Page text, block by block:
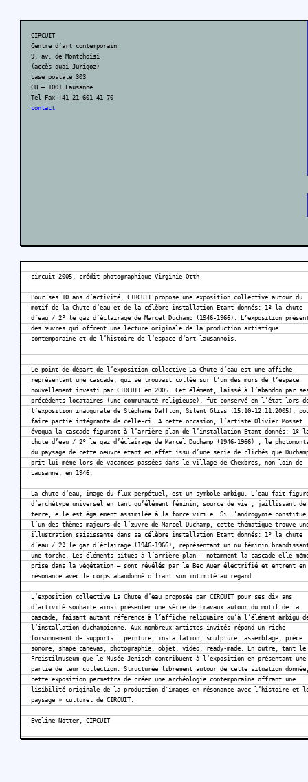
CIRCUIT
Centre d’art contemporain
9, av. de Montchoisi
(accès quai Jurigoz)
case postale 303
CH – 1001 Lausanne
Tel Fax +41 21 601 41 70
contact
circuit 2005, crédit photographique Virginie Otth
Pour ses 10 ans d’activité, CIRCUIT propose une exposition collective autour du
motif de la Chute d’eau et de la célèbre installation Etant donnés: 1º la chute
d’eau / 2º le gaz d’éclairage de Marcel Duchamp (1946-1966). L’exposition
des œuvres qui offrent une lecture originale de la production artistique
contemporaine et de l’histoire de l’espace d’art lausannois.
Le point de départ de l’exposition collective La Chute d’eau est une affiche
représentant une cascade, qui se trouvait collée sur l’un des murs de l’espace
nouvellement investi par CIRCUIT en 2005. Cet élément, laissé à l’abandon par
précédents locataires (une communauté religieuse), fut conservé en l’état lors
l’exposition inaugurale de Stéphane Dafflon, Silent Gliss (15.10-12.11.2005),
faire partie intégrante de celle-ci. A cette occasion, l’artiste Olivier Mosset
évoqua la cascade figurant à l’arrière-plan de l’installation Etant donnés: 1º
chute d’eau / 2º le gaz d’éclairage de Marcel Duchamp (1946-1966) ; le
du paysage de cette oeuvre étant en effet issu d’une série de clichés que
prit lui-même lors de vacances passées dans le village de Chexbres, non loin de
Lausanne, en 1946.
La chute d’eau, image du flux perpétuel, est un symbole ambigu. L’eau fait
d’archétype universel en tant qu’élément féminin, source de vie ; jaillissant
terre, elle est également assimilée à la force virile. Si l’androgynie constitue
l’un des thèmes majeurs de l’œuvre de Marcel Duchamp, cette thématique trouve
illustration saisissante dans sa célèbre installation Etant donnés: 1º la chute
d’eau / 2º le gaz d’éclairage (1946-1966), représentant un nu féminin
une torche. Les éléments situés à l’arrière-plan – notamment la cascade elle-
prise dans la végétation – sont révélés par le Bec Auer électrifié et entrent en
résonance avec le corps abandonné offrant son intimité au regard.
L’exposition collective La Chute d’eau proposée par CIRCUIT pour ses dix ans
d’activité souhaite ainsi présenter une série de travaux autour du motif de la
cascade, faisant autant référence à l’affiche reliquaire qu’à l’élément ambigu
l’installation duchampienne. Aux nombreux artistes invités répond un riche
foisonnement de supports : peinture, installation, sculpture, assemblage, pièce
sonore, shape canevas, photographie, objet, vidéo, ready-made. En outre, tant le
Freistilmuseum que le Musée Jenisch contribuent à l’exposition en présentant une
partie de leur collection. Structurée librement autour de cette situation
cette exposition permettra de créer une archéologie contemporaine offrant une
lisibilité originale de la production d'images en résonance avec l’histoire et
paysage » culturel de CIRCUIT.
Eveline Notter, CIRCUIT